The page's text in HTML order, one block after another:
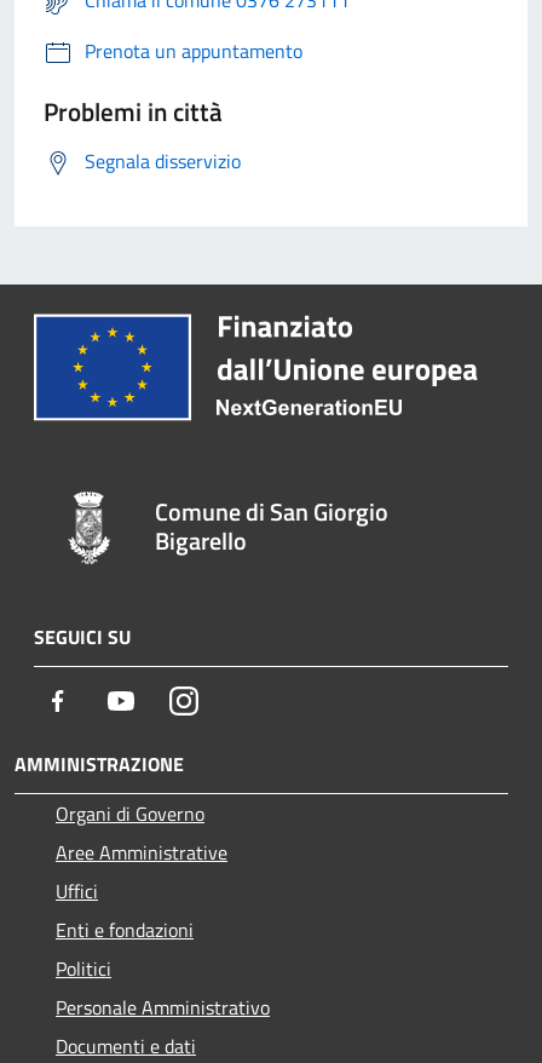
Prenota un appuntamento
Problemi in città
Segnala disservizio
Comune di San Giorgio
Bigarello
SEGUICI SU
Facebook YoutubeInstagram
AMMINISTRAZIONE
Organi di Governo
Aree Amministrative
Uffici
Enti e fondazioni
Politici
Personale Amministrativo
Documenti e dati